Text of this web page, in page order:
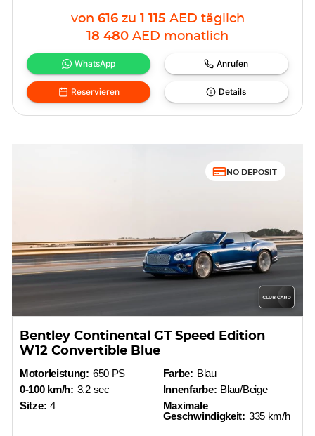
von 616 zu 1 115 AED täglich
18 480 AED monatlich
WhatsApp Anrufen
Reservieren Details
NO DEPOSIT
Bentley Continental GT Speed Edition
W12 Convertible Blue
Motorleistung: 650 PS
0-100 km/h: 3.2 sec
Sitze: 4
Farbe: Blau
Innenfarbe: Blau/Beige
Maximale
Geschwindigkeit: 335 km/h